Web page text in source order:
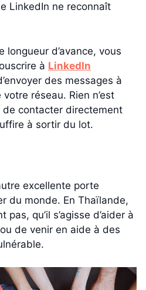
LinkedIn ne reconnaît
longueur d’avance, vous
à LinkedIn
des messages à
réseau. Rien n’est
de contacter directement
à sortir du lot.
excellente porte
du monde. En Thaïlande,
qu’il s’agisse d’aider à
ou de venir en aide à des